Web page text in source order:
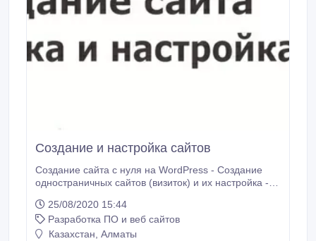
Создание и настройка сайтов
Создание сайта с нуля на WordPress - Создание
одностраничных сайтов (визиток) и их настройка -
-Возможное продвижение -Хост и домен
оплачивается работодателем Цена от 10000 тг
Требования: - Грамотно поставить задачу для
25/08/2020 15:44
Разработка ПО и веб сайтов
Казахстан, Алматы